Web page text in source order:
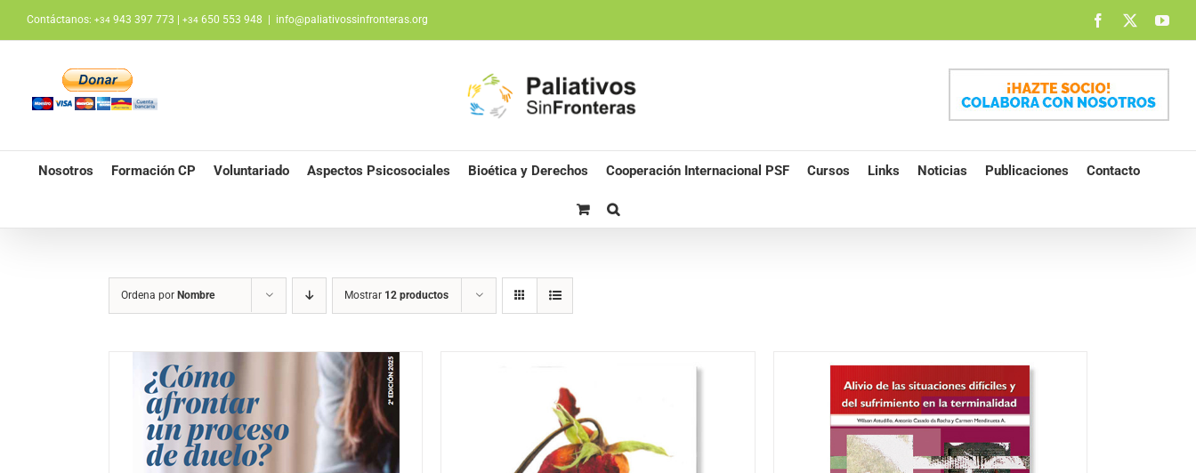
contenido
Contáctanos: +34 943 397 773 | +34 650 553 948 info@paliativossinfronteras.org Facebook
Nosotros Formación CP Voluntariado Aspectos Psicosociales Bioética y Derechos Cooperación Internacional PSF Cursos Links Noticias Publicaciones Contacto
Ordena por Nombre Mostrar 12 productos